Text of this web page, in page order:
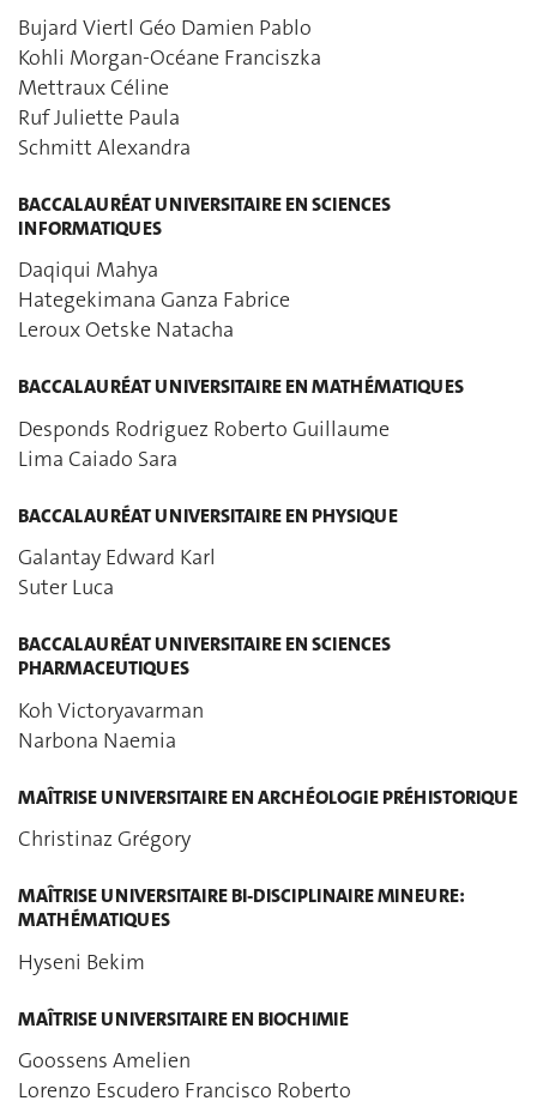
Bujard Viertl Géo Damien Pablo
Kohli Morgan-Océane Franciszka
Mettraux Céline
Ruf Juliette Paula
Schmitt Alexandra
BACCALAURÉAT UNIVERSITAIRE EN SCIENCES
INFORMATIQUES
Daqiqui Mahya
Hategekimana Ganza Fabrice
Leroux Oetske Natacha
BACCALAURÉAT UNIVERSITAIRE EN MATHÉMATIQUES
Desponds Rodriguez Roberto Guillaume
Lima Caiado Sara
BACCALAURÉAT UNIVERSITAIRE EN PHYSIQUE
Galantay Edward Karl
Suter Luca
BACCALAURÉAT UNIVERSITAIRE EN SCIENCES
PHARMACEUTIQUES
Koh Victoryavarman
Narbona Naemia
MAÎTRISE UNIVERSITAIRE EN ARCHÉOLOGIE PRÉHISTORIQUE
Christinaz Grégory
MAÎTRISE UNIVERSITAIRE BI-DISCIPLINAIRE MINEURE:
MATHÉMATIQUES
Hyseni Bekim
MAÎTRISE UNIVERSITAIRE EN BIOCHIMIE
Goossens Amelien
Lorenzo Escudero Francisco Roberto